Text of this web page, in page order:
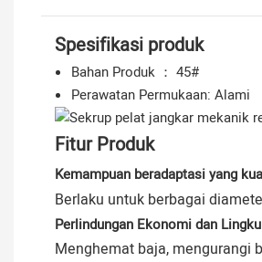
Spesifikasi produk
Bahan Produk ： 45#
Perawatan Permukaan: Alami
Fitur Produk
Kemampuan beradaptasi yang
Berlaku untuk berbagai
Perlindungan Ekonomi dan
Menghemat baja, mengurangi